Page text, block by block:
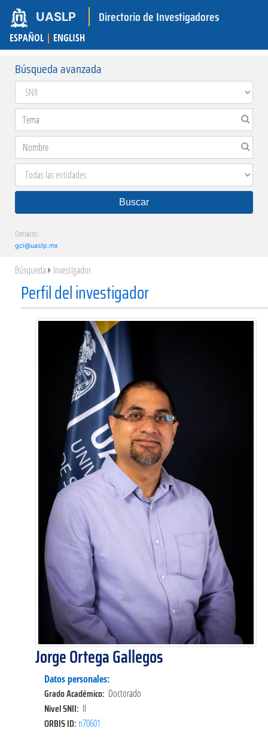
UASLP Directorio de Investigadores
ESPAÑOL | ENGLISH
Búsqueda avanzada
Buscar
Contacto:
gci@uaslp.mx
Búsqueda Investigador
Perfil del investigador
Jorge Ortega Gallegos
Datos personales:
Grado Académico: Doctorado
Nivel SNII: II
ORBIS ID: n70601